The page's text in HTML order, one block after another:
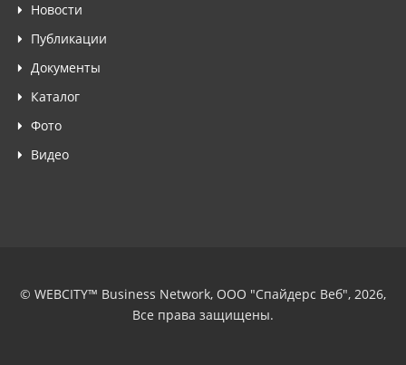
Новости
Публикации
Документы
Каталог
Фото
Видео
© WEBCITY™ Business Network, ООО "Спайдерс Веб", 2026,
Все права защищены.